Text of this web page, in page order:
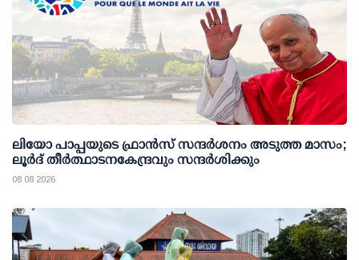
ലിയോ പാപ്പയുടെ ഫ്രാൻസ് സന്ദർശനം അടുത്ത മാസം;
ലൂർദ് തീർത്ഥാടനകേന്ദ്രവും സന്ദർശിക്കും
08 08 2026